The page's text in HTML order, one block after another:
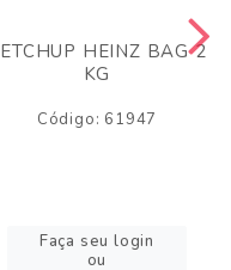
HEINZ BAG 2
KG
Código: 61947
Faça seu login
ou